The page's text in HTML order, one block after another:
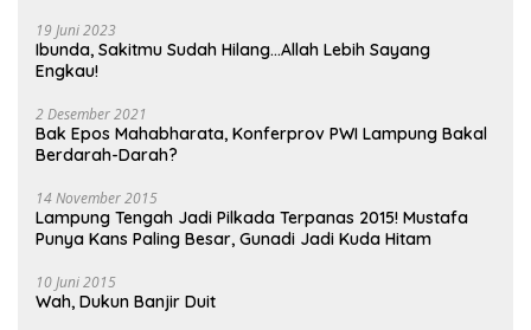
19 Juni 2023
Ibunda, Sakitmu Sudah Hilang…Allah Lebih Sayang
Engkau!
2 Desember 2021
Bak Epos Mahabharata, Konferprov PWI Lampung Bakal
Berdarah-Darah?
14 November 2015
Lampung Tengah Jadi Pilkada Terpanas 2015! Mustafa
Punya Kans Paling Besar, Gunadi Jadi Kuda Hitam
10 Juni 2015
Wah, Dukun Banjir Duit